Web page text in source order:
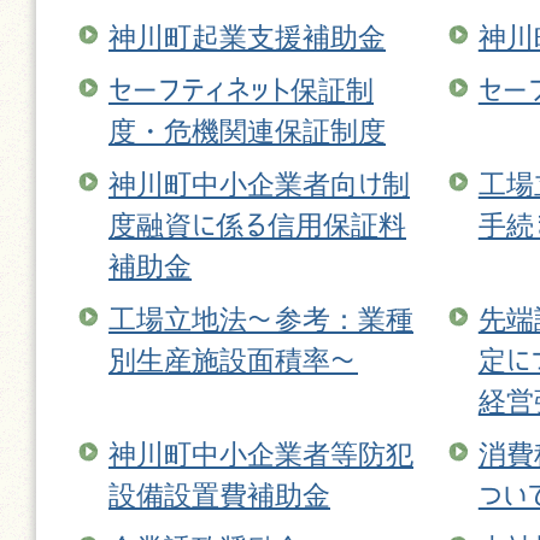
神川町起業支援補助金
神川
セーフティネット保証制
度・危機関連保証制度
セー
神川町中小企業者向け制
度融資に係る信用保証料
補助金
工
手続
工場立地法〜参考：業種
別生産施設面積率〜
先端
定に
経営
神川町中小企業者等防犯
設備設置費補助金
消費
つい